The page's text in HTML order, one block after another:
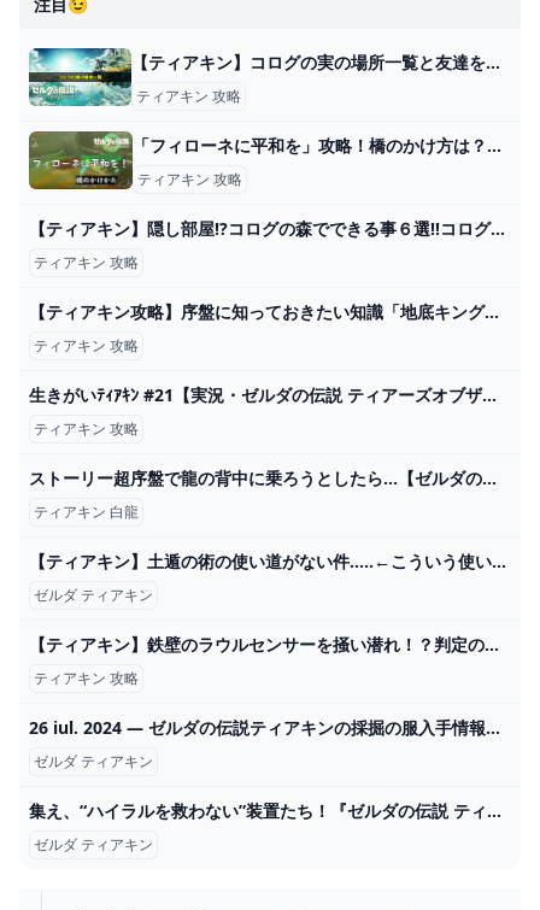
注目😉
【ティアキン】コログの実の場所一覧と友達を助けるコツ【ティアーズオブザキングダム】 ワイトのゲーム案内所
ティアキン 攻略
「フィローネに平和を」攻略！橋のかけ方は？【ティアキン】 とあるゲームブログの軌跡
ティアキン 攻略
【ティアキン】隠し部屋!?コログの森でできる事６選!!コログの森への行き方も解説!!【ティアーズオブザキングダム】 - YouTube
ティアキン 攻略
【ティアキン攻略】序盤に知っておきたい知識「地底キンググリオーク」編 コンラン花を知ってゼロ距離でも攻撃されない安定討伐方法を紹介します【ティアーズオブザキングダム】 - YouTube
ティアキン 攻略
生きがいﾃｨｱｷﾝ #21【実況・ゼルダの伝説 ティアーズオブザキングダム】 - YouTube
ティアキン 攻略
ストーリー超序盤で龍の背中に乗ろうとしたら...【ゼルダの伝説 ティアーズ オブ ザ キングダム】#shorts - YouTube
ティアキン 白龍
【ティアキン】土遁の術の使い道がない件…..←こういう使い方があるぞ!【ティアーズオブザキングダム】 ゼルダの伝説ティアーズオブザキングダム(ティアキン)攻略まとめ-コログ速報
ゼルダ ティアキン
【ティアキン】鉄壁のラウルセンサーを掻い潜れ！？判定の抜け道を探し出せ！！【祠攻略】＃Shorts - YouTube
ティアキン 攻略
26 iul. 2024 — ゼルダの伝説ティアキンの採掘の服入手情報です。採掘の服の入手場所、採掘の服の性能、場所を示す古びた地図の入手場所を紹介しています。acum 2024
ゼルダ ティアキン
集え、“ハイラルを救わない”装置たち！『ゼルダの伝説 ティアキン』虚無ビルドコンテスト投稿募集―無駄武器ビルドや意味不明なマシンを見せつけろ Game*Spark - 国内・海外ゲーム情報サイト
ゼルダ ティアキン